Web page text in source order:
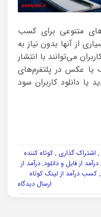
متنوعی برای کسب
از آنها بدون نیاز به
می‌توانند با انتشار
یا عکس در پلتفرم‌های
یا دانلود کاربران سود
گذاری , کوتاه کننده
, درآمد از فایل و دانلود, درآمد از
, کسب درآمد از لینک کوتاه
ارسال دیدگاه